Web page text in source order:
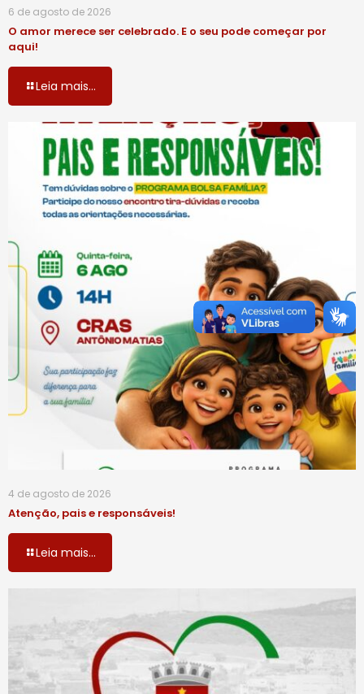
6 de agosto de 2026
O amor merece ser celebrado. E o seu pode começar por
aqui!
Leia mais...
4 de agosto de 2026
Atenção, pais e responsáveis!
Leia mais...